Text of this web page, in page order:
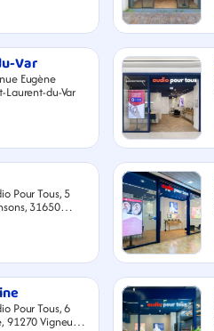
Var
Eugène
06700 Saint-Laurent-du-Var
Pour Tous, 5
31650
Pour Tous, 6
91270 Vigneux-